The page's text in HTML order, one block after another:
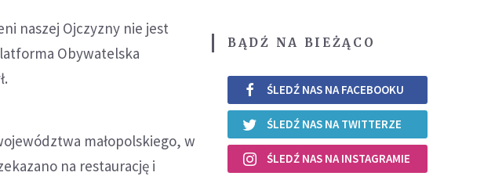
naszej Ojczyzny nie jest
Obywatelska
małopolskiego, w
na restaurację i
BĄDŹ NA BIEŻĄCO
ŚLEDŹ NAS NA FACEBOOKU
ŚLEDŹ NAS NA TWITTERZE
ŚLEDŹ NAS NA INSTAGRAMIE